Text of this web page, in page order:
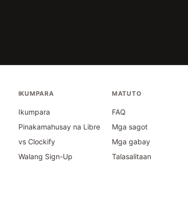
IKUMPARA
Ikumpara
Pinakamahusay na Libre
vs Clockify
Walang Sign-Up
MATUTO
FAQ
Mga sagot
Mga gabay
Talasalitaan